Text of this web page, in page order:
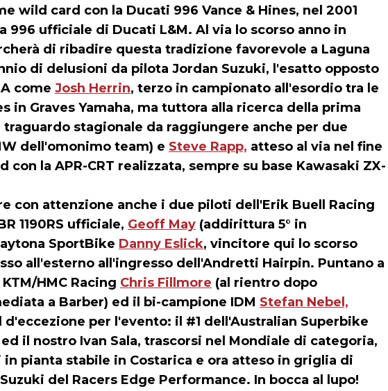
wild card con la Ducati 996 Vance & Hines, nel 2001
996 ufficiale di Ducati L&M. Al via lo scorso anno in
di ribadire questa tradizione favorevole a Laguna
di delusioni da pilota Jordan Suzuki, l'esatto opposto
come Josh Herrin, terzo in campionato all'esordio tra le
in Graves Yamaha, ma tuttora alla ricerca della prima
stagionale da raggiungere anche per due
dell'omonimo team) e Steve Rapp, atteso al via nel fine
la APR-CRT realizzata, sempre su base Kawasaki ZX-
con attenzione anche i due piloti dell'Erik Buell Racing
1190RS ufficiale, Geoff May (addirittura 5° in
SportBike Danny Eslick, vincitore qui lo scorso
all'esterno all'ingresso dell'Andretti Hairpin. Puntano a
HMC Racing Chris Fillmore (al rientro dopo
a Barber) ed il bi-campione IDM Stefan Nebel,
per l'evento: il #1 dell'Australian Superbike
ed il nostro Ivan Sala, trascorsi nel Mondiale di categoria,
pianta stabile in Costarica e ora atteso in griglia di
del Racers Edge Performance. In bocca al lupo!